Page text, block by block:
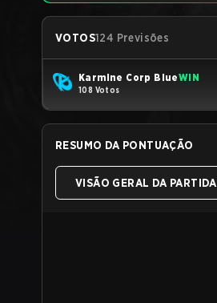
VOTOS124 Previsões
Karmine Corp BlueWIN
108 Votos
RESUMO DA PONTUAÇÃO
VISÃO GERAL DA PARTIDA